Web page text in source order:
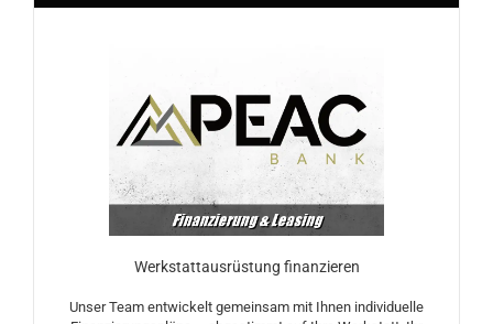
Werkstattausrüstung finanzieren
Unser Team entwickelt gemeinsam mit Ihnen individuelle